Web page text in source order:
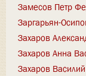
Замесов Петр
Заргарьян-
Захаров
Захаров Анна
Захаров